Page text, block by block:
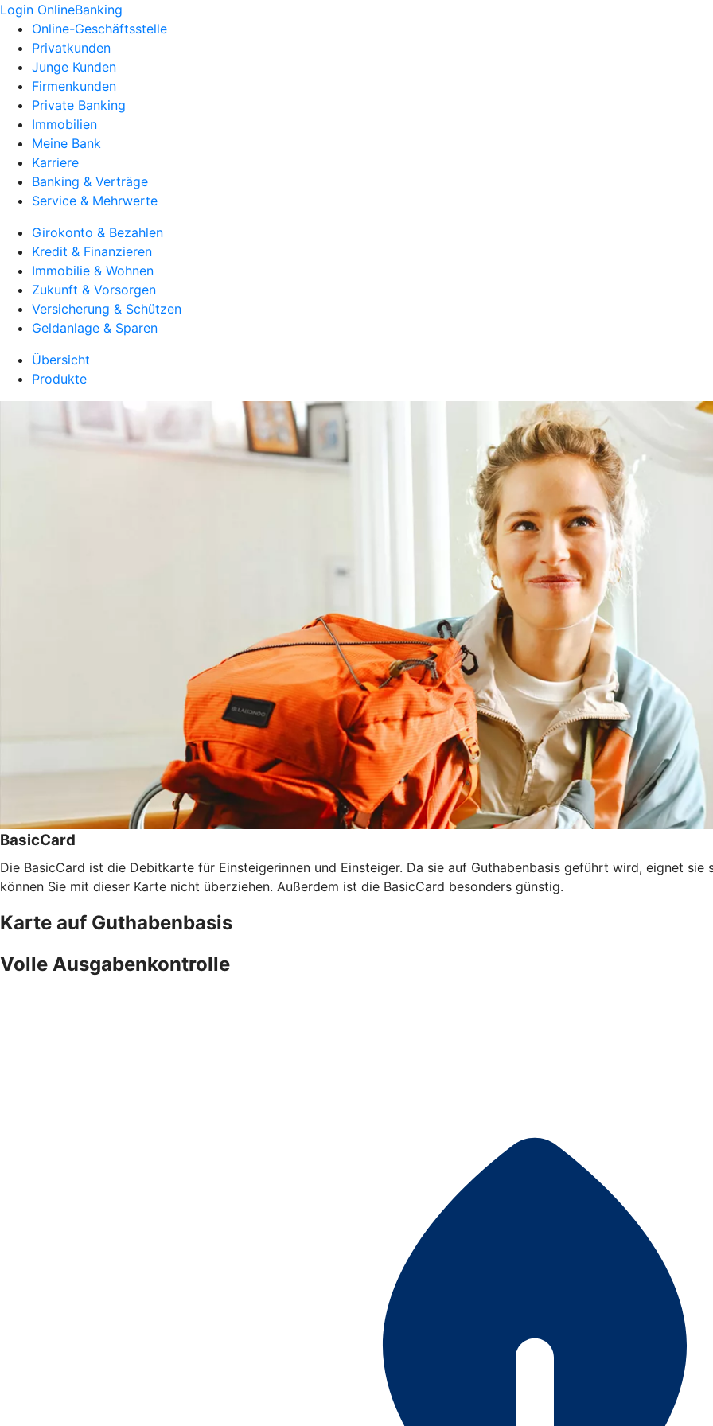
Login OnlineBanking
Online-Geschäftsstelle
Privatkunden
Junge Kunden
Firmenkunden
Private Banking
Immobilien
Meine Bank
Karriere
Banking & Verträge
Service & Mehrwerte
Girokonto & Bezahlen
Kredit & Finanzieren
Immobilie & Wohnen
Zukunft & Vorsorgen
Versicherung & Schützen
Geldanlage & Sparen
Übersicht
Produkte
BasicCard
Die BasicCard ist die Debitkarte für Einsteigerinnen und Einsteiger. Da sie auf Guthabenbasis geführt wird, eignet
können Sie mit dieser Karte nicht überziehen. Außerdem ist die BasicCard besonders günstig.
Karte auf Guthabenbasis
Volle Ausgabenkontrolle